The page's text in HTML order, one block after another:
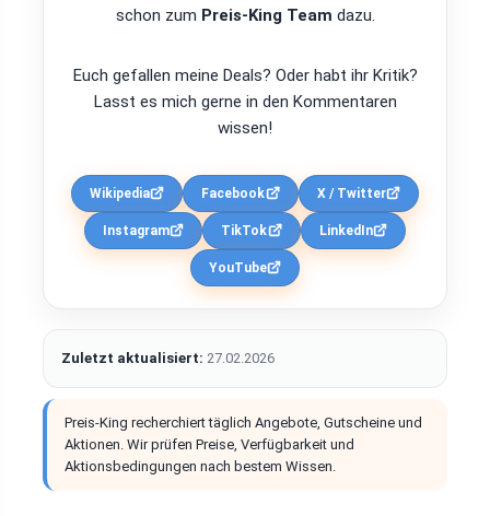
schon zum Preis-King Team dazu.
Euch gefallen meine Deals? Oder habt ihr Kritik?
Lasst es mich gerne in den Kommentaren
wissen!
Wikipedia Facebook X / Twitter
Instagram TikTok LinkedIn
YouTube
Zuletzt aktualisiert: 27.02.2026
Preis-King recherchiert täglich Angebote, Gutscheine und
Aktionen. Wir prüfen Preise, Verfügbarkeit und
Aktionsbedingungen nach bestem Wissen.